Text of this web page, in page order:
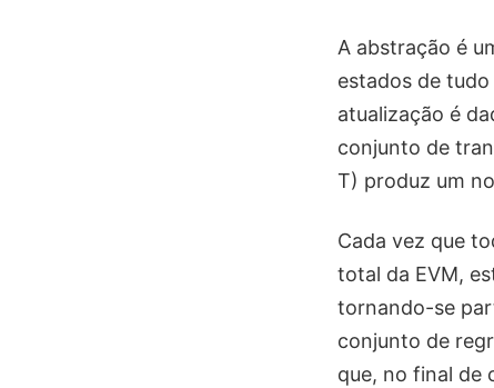
A abstração é
estados de
atualização é
conjunto de
T) produz um
Cada vez que
total da EVM,
tornando-se
conjunto de
que, no final de